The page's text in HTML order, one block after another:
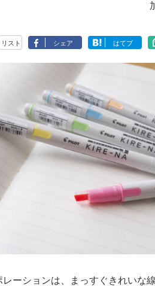
リスト シェア はてブ
ーションは、まっすぐきれいな